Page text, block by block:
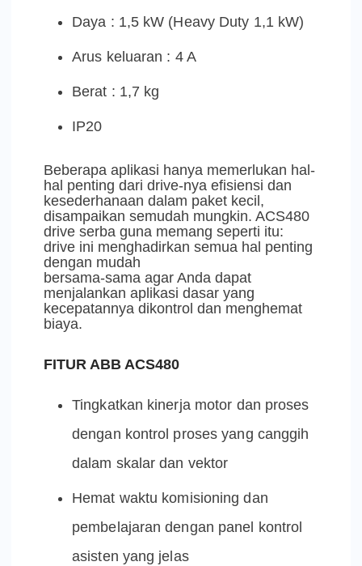
Daya : 1,5 kW (Heavy Duty 1,1 kW)
Arus keluaran : 4 A
Berat : 1,7 kg
IP20
Beberapa aplikasi hanya memerlukan hal-
hal penting dari drive-nya efisiensi dan
kesederhanaan dalam paket kecil,
disampaikan semudah mungkin. ACS480
drive serba guna memang seperti itu:
drive ini menghadirkan semua hal penting
dengan mudah
bersama-sama agar Anda dapat
menjalankan aplikasi dasar yang
kecepatannya dikontrol dan menghemat
biaya.
FITUR ABB ACS480
Tingkatkan kinerja motor dan proses
dengan kontrol proses yang canggih
dalam skalar dan vektor
Hemat waktu komisioning dan
pembelajaran dengan panel kontrol
asisten yang jelas